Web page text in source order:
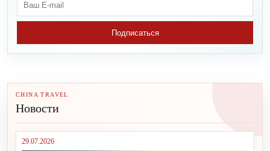
Подписаться
CHINA TRAVEL
Новости
29.07.2026